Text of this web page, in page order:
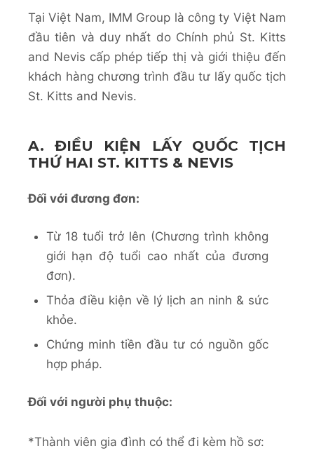
Tại Việt Nam, IMM Group là công ty Việt Nam
đầu tiên và duy nhất do Chính phủ St. Kitts
and Nevis cấp phép tiếp thị và giới thiệu đến
khách hàng chương trình đầu tư lấy quốc tịch
St. Kitts and Nevis.
A. ĐIỀU KIỆN LẤY QUỐC TỊCH
THỨ HAI ST. KITTS & NEVIS
Đối với đương đơn:
Từ 18 tuổi trở lên (Chương trình không
giới hạn độ tuổi cao nhất của đương
đơn).
Thỏa điều kiện về lý lịch an ninh & sức
khỏe.
Chứng minh tiền đầu tư có nguồn gốc
hợp pháp.
Đối với người phụ thuộc:
*Thành viên gia đình có thể đi kèm hồ sơ: